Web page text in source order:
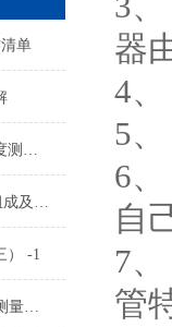
单
从浑浊到清澈：全面解析浊度测定仪在水质监测中的关键角色
哈钠COD试剂HI94754D-25组成及测量范围
） -1
哈钠二氧化硅试剂HI705C-0测量原理
器
4
5
6
自
7
管